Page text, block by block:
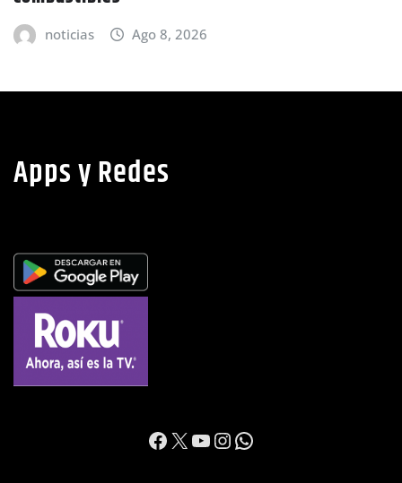
8, 2026
Apps y Redes
https://
X YouTube
Instagram
WhatsApp